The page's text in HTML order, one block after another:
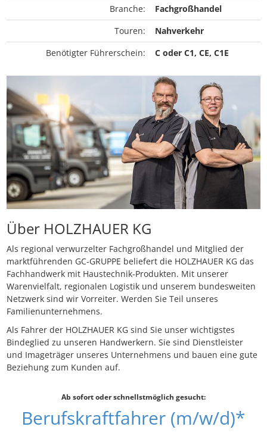
Branche:
Fachgroßhandel
Touren:
Nahverkehr
Benötigter Führerschein:
C oder C1, CE, C1E
Über HOLZHAUER KG
Als regional verwurzelter Fachgroßhandel und Mitglied der
marktführenden GC-GRUPPE beliefert die HOLZHAUER KG das
Fachhandwerk mit Haustechnik-Produkten. Mit unserer
Warenvielfalt, regionalen Logistik und unserem bundesweiten
Netzwerk sind wir Vorreiter. Werden Sie Teil unseres
Familienunternehmens.
Als Fahrer der HOLZHAUER KG sind Sie unser wichtigstes
Bindeglied zu unseren Handwerkern. Sie sind Dienstleister
und Imageträger unseres Unternehmens und bauen eine gute
Beziehung zum Kunden auf.
Ab sofort oder schnellstmöglich gesucht:
Berufskraftfahrer (m/w/d)*